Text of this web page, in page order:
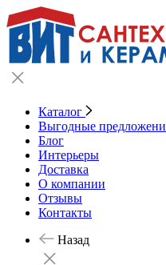
Каталог
Выгодные
Блог
Интерьеры
Доставка
О компании
Отзывы
Контакты
Назад